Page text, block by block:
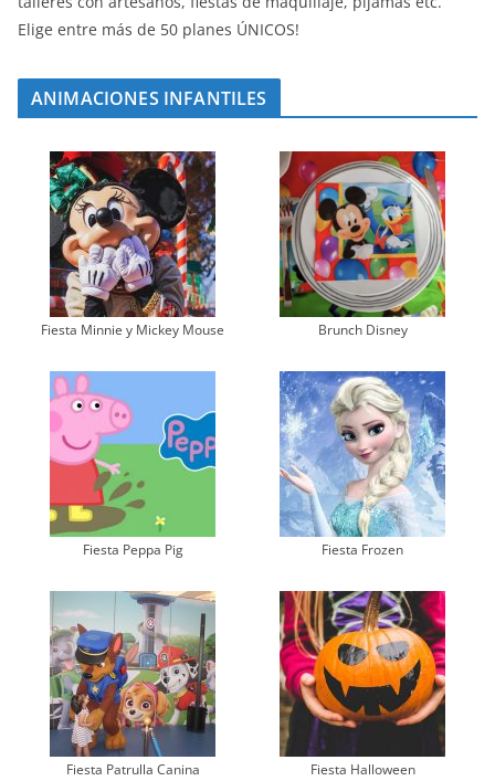
Elige entre más de 50 planes ÚNICOS!
ANIMACIONES INFANTILES
Fiesta Minnie y Mickey Mouse Brunch Disney
Fiesta Peppa Pig Fiesta Frozen
Fiesta Patrulla Canina Fiesta Halloween